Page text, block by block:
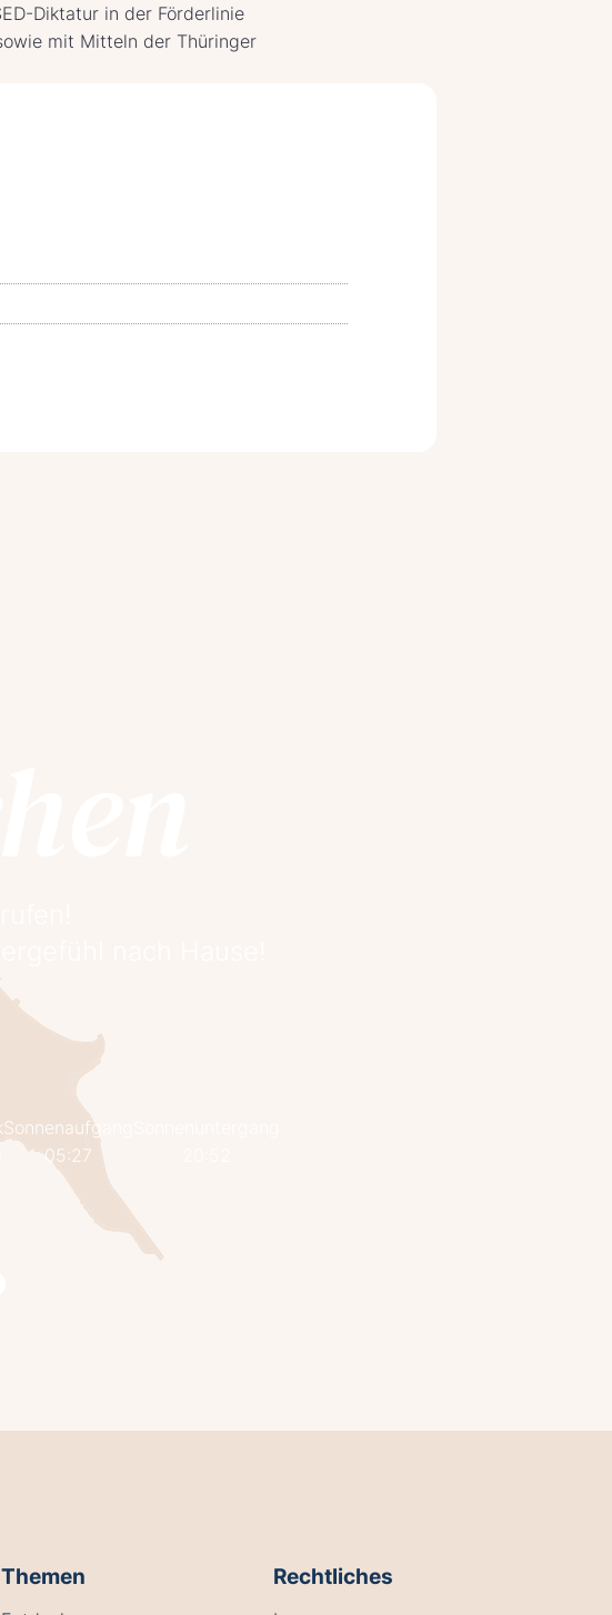
Diktatur in der Förderlinie
mit Mitteln der Thüringer
nach Hause!
Sonnenaufgang
05:27
Themen Rechtliches